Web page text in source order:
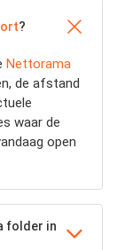
?
Nettorama
de afstand
waar de
open
folder in